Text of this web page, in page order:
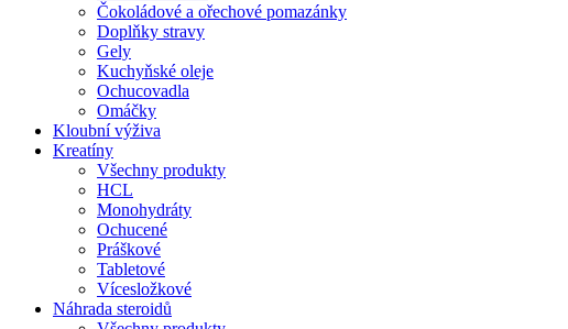
Čokoládové a ořechové pomazánky
Doplňky stravy
Gely
Kuchyňské oleje
Ochucovadla
Omáčky
Kloubní výživa
Kreatíny
Všechny produkty
HCL
Monohydráty
Ochucené
Práškové
Tabletové
Vícesložkové
Náhrada steroidů